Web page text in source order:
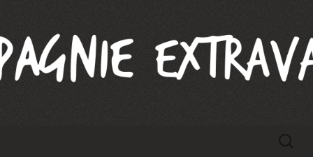
Compagnie Extravague